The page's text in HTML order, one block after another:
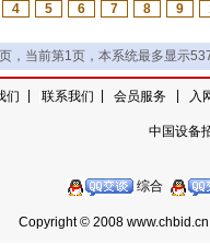
4 5 6 7 8 9
，当前第1页，本系统最多显示
们 联系我们 会员服务 入
中国设备
综合
Copyright © 2008